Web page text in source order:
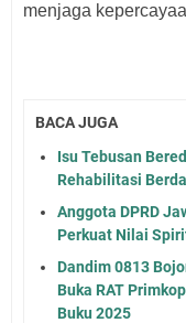
menjaga
BACA JUGA
Isu Tebusan
Rehabilitasi
Anggota DPRD
Perkuat Nilai
Dandim 0813
Buka RAT
Buku 2025